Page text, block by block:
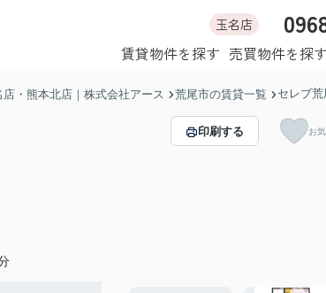
玉名店
賃貸物件を探す 売買物件を探
・熊本北店｜株式会社アース 荒尾市の賃貸一覧 セレブ荒
印刷する お